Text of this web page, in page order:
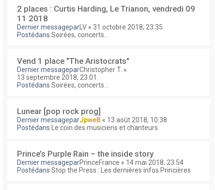
2 places : Curtis Harding, Le Trianon, vendredi 09
11 2018
Dernier messagepar LV « 31 octobre 2018, 23:35
Postédans Soirées, concerts...
Vend 1 place "The Aristocrats"
Dernier messageparChristopher T. «
13 septembre 2018, 23:01
Postédans Soirées, concerts...
Lunear [pop rock prog]
Dernier messageparJpweB « 13 août 2018, 10:38
Postédans
Le coin des musiciens et chanteurs
Prince’s Purple Rain – the inside story
Dernier messageparPrinceFrance « 14 mai 2018, 23:54
Postédans Stop the Press : Les dernières infos Princières